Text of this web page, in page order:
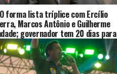
forma lista tríplice com Ercílio
Marcos Antônio e Guilherme
governador tem 20 dias para